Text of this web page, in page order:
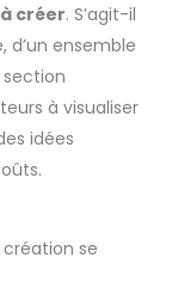
créer. S’agit-il
d’un ensemble
à visualiser
idées
création se